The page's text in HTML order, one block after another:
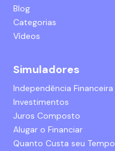
Blog
Categorias
Vídeos
Simuladores
Independência Financeira
Investimentos
Juros Composto
Alugar o Financiar
Quanto Custa seu Tempo